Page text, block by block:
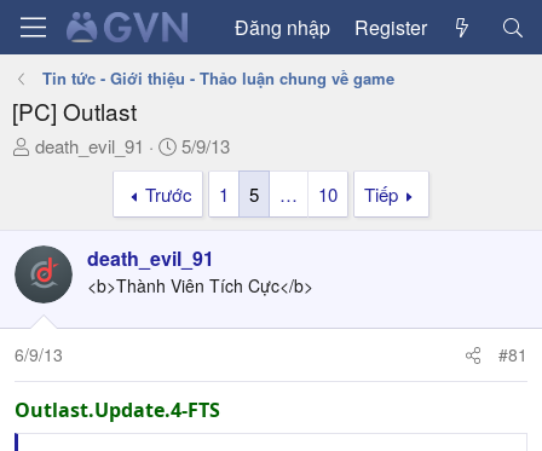
Đăng nhập Register
Tin tức - Giới thiệu - Thảo luận chung về game
[PC] Outlast
T
a
d
s
t
a
e
death_evil_91
N
g
à
y
g
ử
i
5/9/13
Trước
1 5 … 10 Tiếp
death_evil_91
<b>Thành Viên Tích Cực</b>
6/9/13 #81
Outlast.Update.4-FTS